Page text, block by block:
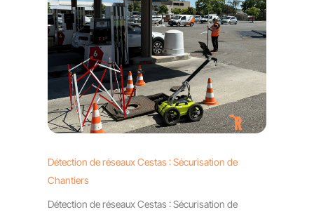
Détection de réseaux Cestas : Sécurisation de
Chantiers
Détection de réseaux Cestas : Sécurisation de